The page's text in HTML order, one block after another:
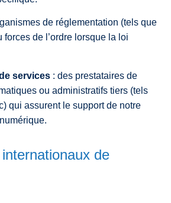
de réglementation (tels que
forces de l’ordre lorsque la loi
services : des prestataires de
ou administratifs tiers (tels
qui assurent le support de notre
de